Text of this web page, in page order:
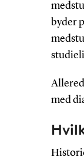
byder
med